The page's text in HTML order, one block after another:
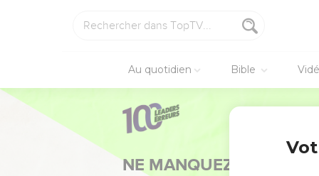
Au quotidien Bible
NE MANQUEZ PAS